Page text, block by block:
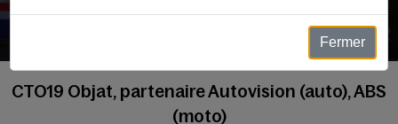
CTO19 Objat, partenaire Autovision (auto), ABS
(moto)
Fermer